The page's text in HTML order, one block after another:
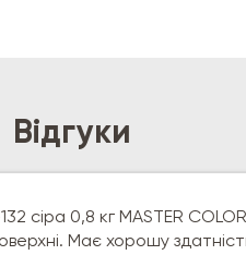
Відгуки
сіра 0,8 кг MASTER
Має хорошу